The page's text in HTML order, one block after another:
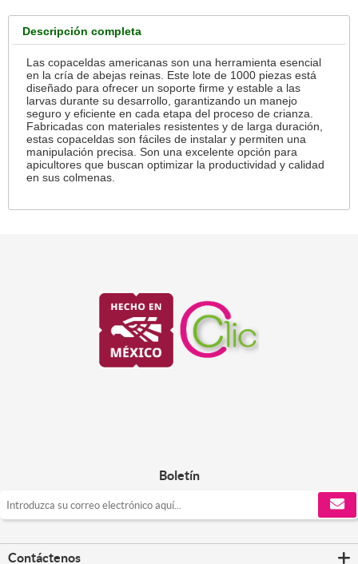
Descripción completa
Las copaceldas americanas son una herramienta esencial
en la cría de abejas reinas. Este lote de 1000 piezas está
diseñado para ofrecer un soporte firme y estable a las
larvas durante su desarrollo, garantizando un manejo
seguro y eficiente en cada etapa del proceso de crianza.
Fabricadas con materiales resistentes y de larga duración,
estas copaceldas son fáciles de instalar y permiten una
manipulación precisa. Son una excelente opción para
apicultores que buscan optimizar la productividad y calidad
en sus colmenas.
Boletín
Contáctenos